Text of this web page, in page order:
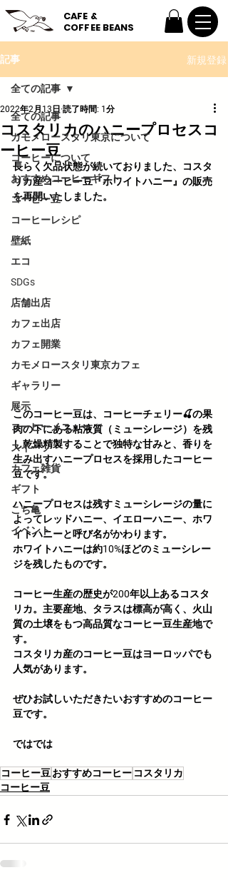
CAFE &
COFFEE BEANS
記事 新規登録
全ての記事
カモメロースタリ東京について
コーヒーについて
おすすめコーヒーギフト
コーヒー豆
コーヒーレシピ
壁紙
エコ
SDGs
店舗出店
カフェ出店
カフェ開業
カモメロースタリ東京カフェ
ギャラリー
展示
コーヒーメニュー
スイーツ
カフェ雑貨
ギフト
こち亀
イベント
全ての記事
コスタリカのハニープロセスコ
ーヒー豆
2022年2月13日 読了時間: 1分
長らく欠品状態が続いておりました、コスタ
リカ産コーヒー豆『ホワイトハニー』の販売
を再開いたしました。
このコーヒー豆は、コーヒーチェリー🍒の果
肉の下にある粘液質（ミューシレージ）を残
し乾燥精製することで独特な甘みと、香りを
生み出すハニープロセスを採用したコーヒー
豆です。
ハニープロセスは残すミューシレージの量に
よってレッドハニー、イエローハニー、ホワ
イトハニーと呼び名がかわります。
ホワイトハニーは約10%ほどのミューシレー
ジを残したものです。
コーヒー生産の歴史が200年以上あるコスタ
リカ。主要産地、タラスは標高が高く、火山
質の土壌をもつ高品質なコーヒー豆生産地で
す。
コスタリカ産のコーヒー豆はヨーロッパでも
人気があります。
ぜひお試しいただきたいおすすめのコーヒー
豆です。
ではでは
コーヒー豆 おすすめコーヒー コスタリカ
コーヒー豆